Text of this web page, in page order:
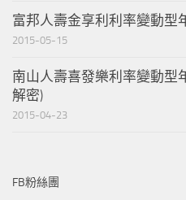
富邦人壽金享利利率變動型
2015-05-15
南山人壽喜發樂利率變動型
解密)
2015-04-23
FB粉絲團